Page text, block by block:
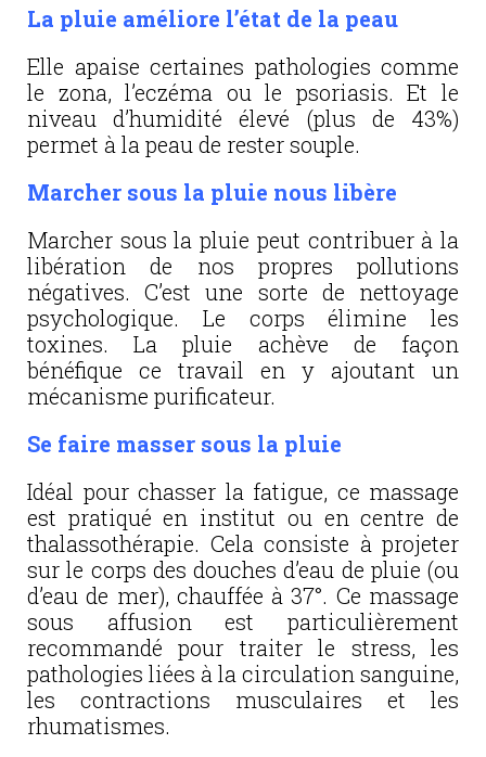
La pluie améliore l’état de la peau
Elle apaise certaines pathologies comme
le zona, l’eczéma ou le psoriasis. Et le
niveau d’humidité élevé (plus de 43%)
permet à la peau de rester souple.
Marcher sous la pluie nous libère
Marcher sous la pluie peut contribuer à la
libération de nos propres pollutions
négatives. C’est une sorte de nettoyage
psychologique. Le corps élimine les
toxines. La pluie achève de façon
bénéfique ce travail en y ajoutant un
mécanisme purificateur.
Se faire masser sous la pluie
Idéal pour chasser la fatigue, ce massage
est pratiqué en institut ou en centre de
thalassothérapie. Cela consiste à projeter
sur le corps des douches d’eau de pluie (ou
d’eau de mer), chauffée à 37°. Ce massage
sous affusion est particulièrement
recommandé pour traiter le stress, les
pathologies liées à la circulation sanguine,
les contractions musculaires et les
rhumatismes.